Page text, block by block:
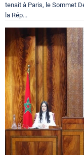
tenait à Paris, le Sommet
la Rép...